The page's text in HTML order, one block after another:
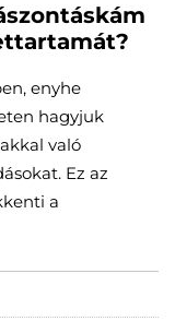
enyhe
hagyjuk
való
Ez az
a